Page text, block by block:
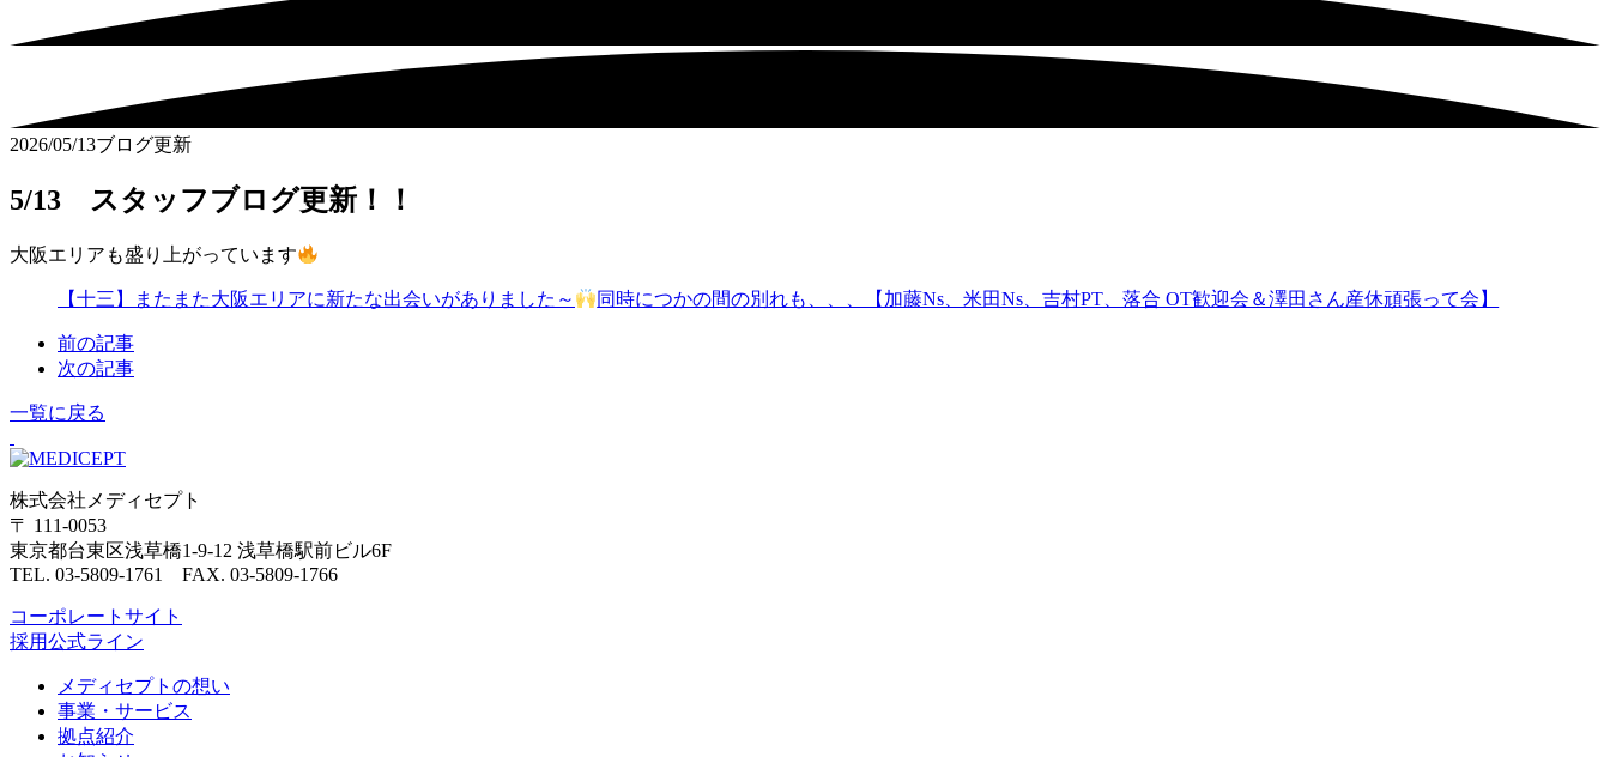
2026/05/13ブログ更新
5/13 スタッフブログ更新！！
大阪エリアも盛り上がっています
【十三】またまた大阪エリアに新たな出会いがありました～ 同時につかの間の別れも、、、【加藤Ns、米田Ns、吉村PT、落合 OT歓迎会＆澤田さん産休頑張って会】
前の記事
次の記事
一覧に戻る
株式会社メディセプト
〒 111-0053
東京都台東区浅草橋1-9-12 浅草橋駅前ビル6F
TEL. 03-5809-1761 FAX. 03-5809-1766
コーポレートサイト
採用公式ライン
メディセプトの想い
事業・サービス
拠点紹介